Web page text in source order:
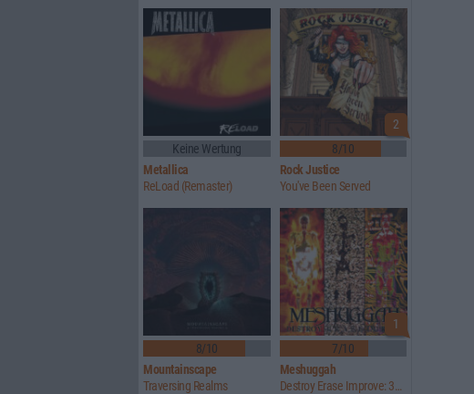
Keine Wertung
Metallica
ReLoad (Remaster)
2
8/10
Rock Justice
You've Been Served
8/10
Mountainscape
Traversing Realms
1
7/10
Meshuggah
Destroy Erase Improve: 30th Anniversary Edition